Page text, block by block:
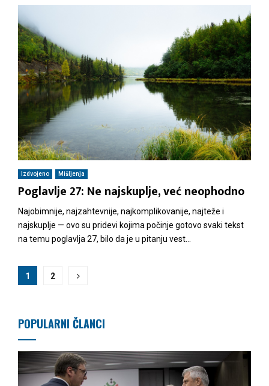
Izdvojeno Mišljenja
Poglavlje 27: Ne najskuplje, već neophodno
Najobimnije, najzahtevnije, najkomplikovanije, najteže i
najskuplje — ovo su pridevi kojima počinje gotovo svaki tekst
na temu poglavlja 27, bilo da je u pitanju vest...
K
e
t
a
1 2
POPULARNI ČLANCI